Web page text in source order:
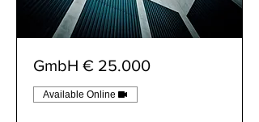
25.000 € GmbH
Available Online